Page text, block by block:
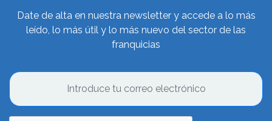
Date de alta en nuestra newsletter y accede a lo más
leído, lo más útil y lo más nuevo del sector de las
franquicias